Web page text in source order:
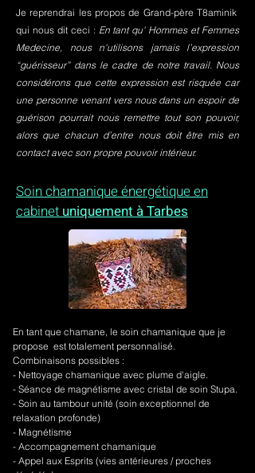
Je reprendrai les propos de Grand-père T8aminik
qui nous dit ceci : En tant qu' Hommes et Femmes
Medecine, nous n'utilisons jamais l’expression
“guérisseur” dans le cadre de notre travail. Nous
considérons que cette expression est risquée car
une personne venant vers nous dans un espoir de
guérison pourrait nous remettre tout son pouvoir,
alors que chacun d’entre nous doit être mis en
contact avec son propre pouvoir intérieur.
Soin chamanique énergétique en
cabinet uniquement à Tarbes
En tant que chamane, le soin chamanique que je
propose est totalement personnalisé.
Combinaisons possibles :
- Nettoyage chamanique avec plume d'aigle.
- Séance de magnétisme avec cristal de soin Stupa.
- Soin au tambour unité (soin exceptionnel de
relaxation profonde)
- Magnétisme
- Accompagnement chamanique
- Appel aux Esprits (vies antérieures / proches